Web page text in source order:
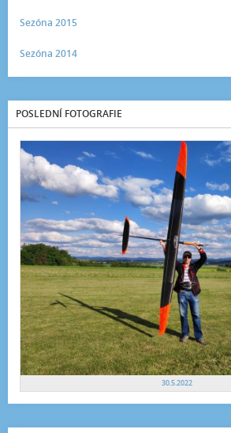
Sezóna 2015
Sezóna 2014
POSLEDNÍ FOTOGRAFIE
30.5.2022